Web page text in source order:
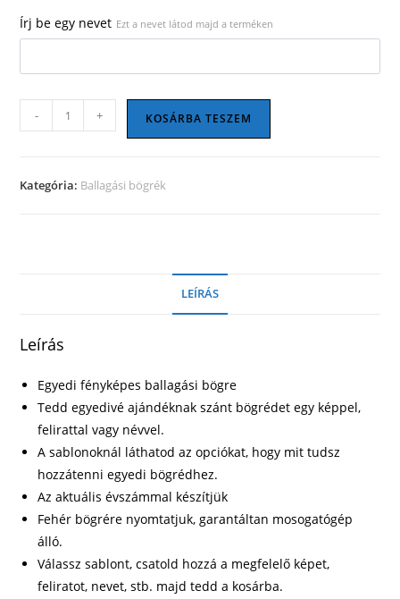
Írj be egy nevet Ezt a nevet látod majd a terméken
Ballagási
bögre
mennyiség
- + KOSÁRBA TESZEM
Kategória: Ballagási bögrék
LEÍRÁS
Leírás
Egyedi fényképes ballagási bögre
Tedd egyedivé ajándéknak szánt bögrédet egy képpel,
felirattal vagy névvel.
A sablonoknál láthatod az opciókat, hogy mit tudsz
hozzátenni egyedi bögrédhez.
Az aktuális évszámmal készítjük
Fehér bögrére nyomtatjuk, garantáltan mosogatógép
álló.
Válassz sablont, csatold hozzá a megfelelő képet,
feliratot, nevet, stb. majd tedd a kosárba.